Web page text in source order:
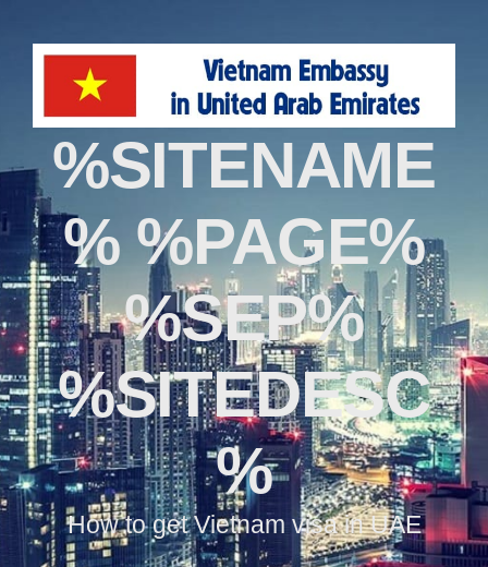
%SITENAME
% %PAGE%
%SEP%
%SITEDESC
%
How to get Vietnam visa in UAE